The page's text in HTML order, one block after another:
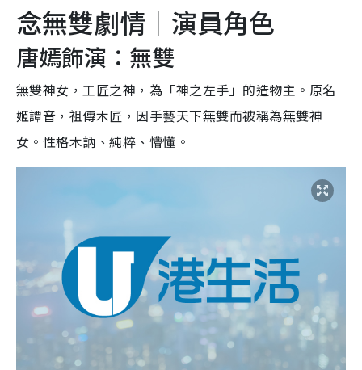
念無雙劇情｜演員角色
唐嫣飾演：無雙
無雙神女，工匠之神，為「神之左手」的造物主。原名
姬譚音，祖傳木匠，因手藝天下無雙而被稱為無雙神
女。性格木訥、純粹、懵懂。